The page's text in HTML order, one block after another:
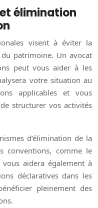
élimination
visent à éviter la
patrimoine. Un avocat
peut vous aider à les
votre situation au
applicables et vous
structurer vos activités
d’élimination de la
conventions, comme le
vous aidera également à
déclaratives dans les
pleinement des